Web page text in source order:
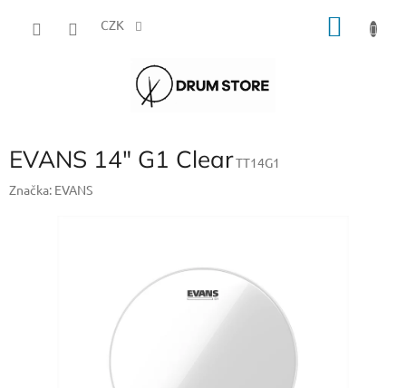
CZK
EVANS 14" G1 ClearTT14G1
Značka: EVANS